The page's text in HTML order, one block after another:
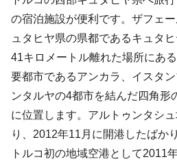
の宿泊施設が便利です。ザフェ
ュタヒヤ県の県都であるキュタ
41キロメートル離れた場所にあ
要都市であるアンカラ、イスタ
ンタルヤの4都市を結んだ四角形
に位置します。アルトゥンタシ
り、2012年11月に開港したばか
トルコ初の地域空港として2011